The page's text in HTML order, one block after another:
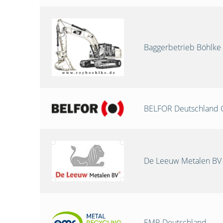
Baggerbetrieb Böhlke
BELFOR Deutschland
De Leeuw Metalen BV